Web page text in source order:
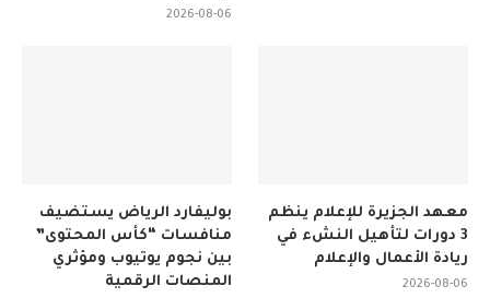
2026-08-06
بوليفارد الرياض يستضيف
منافسات “كأس المحتوى”
بين نجوم يوتيوب ومؤثري
المنصات الرقمية
معهد الجزيرة للإعلام ينظم
3 دورات لتأهيل النشء في
ريادة الأعمال والإعلام
2026-08-06